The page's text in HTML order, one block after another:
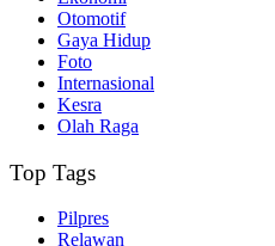
Otomotif
Gaya Hidup
Foto
Internasional
Kesra
Olah Raga
Top Tags
Pilpres
Relawan